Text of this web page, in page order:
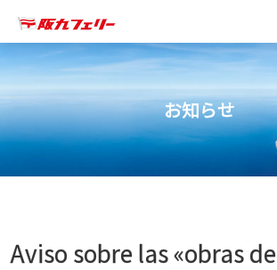
お知らせ
Aviso sobre las «obras de